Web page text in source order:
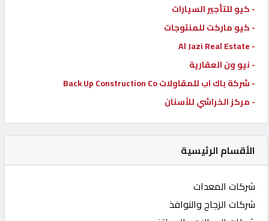
- كيو للتأجير السيارات
- كيو ماركت للمنتوجات
- Al Jazi Real Estate
- نيو ون العقارية
- شركة باك اب للمقاولات Back Up Construction Co
- مركز الخراشي للأسنان
الأقسام الرئيسية
شركات المعدات
شركات الزجاج والنوافذ